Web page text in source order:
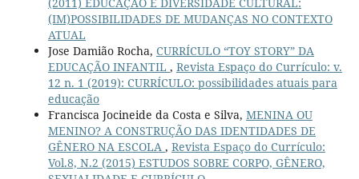
(IM)POSSIBILIDADES DE MUDANÇAS NO CONTEXTO
ATUAL
Jose Damião Rocha, CURRÍCULO “TOY STORY” DA
EDUCAÇÃO INFANTIL , Revista Espaço do Currículo: v.
12 n. 1 (2019): CURRÍCULO: possibilidades atuais para
educação
Francisca Jocineide da Costa e Silva, MENINA OU
MENINO? A CONSTRUÇÃO DAS IDENTIDADES DE
GÊNERO NA ESCOLA , Revista Espaço do Currículo:
Vol.8, N.2 (2015) ESTUDOS SOBRE CORPO, GÊNERO,